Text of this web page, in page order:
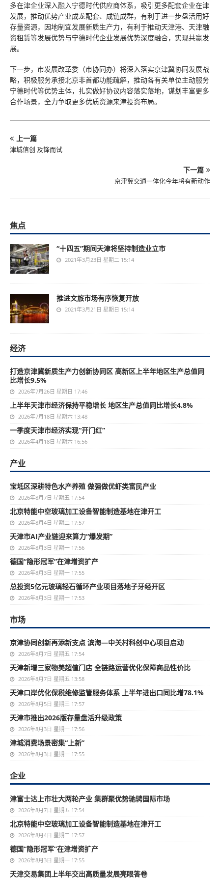
多在津企业深入融入宁德时代供应商体系，吸引更多配套企业在津
发展，推动优势产业成龙配套、成链成群，有利于进一步盘活用好
存量资源，因地制宜发展新质生产力，有利于推动天津港、天津融
资租赁等发展优势与宁德时代企业发展优势深度融合，实现共赢发
展。
下一步，市发展改革委（市协同办）将深入落实京津冀协同发展战
略，积极服务承接北京非首都功能疏解，推动各有关单位主动服务
宁德时代等优势主体，扎实做好协议内容落实落地，谋划丰富更多
合作场景，全力争取更多优质资源来津投资布局。
上一篇
津城信创 及锋而试
下一篇
京津冀交通一体化今年将有新动作
焦点
“十四五”期间天津将坚持制造业立市
2021年3月23日 星期二 15:14
推进文旅市场有序恢复开放
2021年3月21日 星期日 15:14
经济
打造京津冀新质生产力创新协同区 高新区上半年地区生产总值同
比增长9.5%
2026年7月26日 星期日 17:46
上半年天津市经济保持平稳增长 地区生产总值同比增长4.8%
2026年7月18日 星期六 13:48
一季度天津市经济实现“开门红”
2026年4月18日 星期六 16:56
产业
宝坻区深耕特色水产养殖 做强做优虾类富民产业
2026年8月7日 星期五 17:54
北京特能中空玻璃加工设备智能制造基地在津开工
2026年8月4日 星期二 17:57
天津市AI产业链迎来算力“爆发期”
2026年8月3日 星期一 17:56
德国“隐形冠军”在津增资扩产
2026年8月3日 星期一 17:55
总投资5亿元玻璃轻石循环产业项目落地子牙经开区
2026年8月3日 星期一 17:53
市场
京津协同创新再添新支点 滨海—中关村科创中心项目启动
2026年8月7日 星期五 17:54
天津新增三家物美超值门店 全链路运营优化保障商品性价比
2026年8月7日 星期五 13:58
天津口岸优化保税维修监管服务体系 上半年进出口同比增78.1%
2026年8月5日 星期三 17:57
天津市推出2026版存量盘活升级政策
2026年8月3日 星期一 17:56
津城消费场景密集“上新”
2026年8月3日 星期一 17:55
企业
津富士达上市壮大两轮产业 集群聚优势驰骋国际市场
2026年8月7日 星期五 17:54
北京特能中空玻璃加工设备智能制造基地在津开工
2026年8月4日 星期二 17:57
德国“隐形冠军”在津增资扩产
2026年8月3日 星期一 17:55
天津交易集团上半年交出高质量发展亮眼答卷